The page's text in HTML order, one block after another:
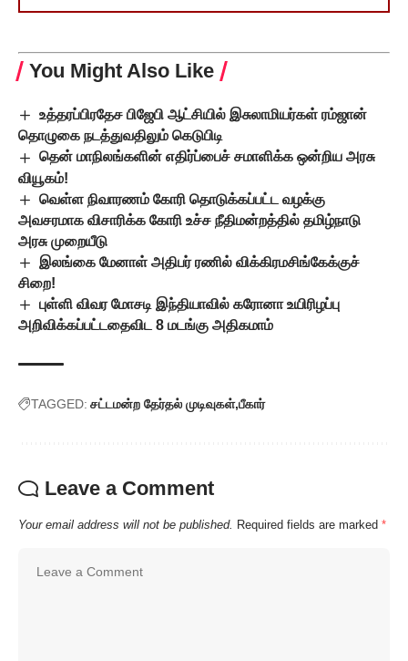
You Might Also Like
உத்தரப்பிரதேச பிஜேபி ஆட்சியில் இசுலாமியர்கள் ரம்ஜான்
தொழுகை நடத்துவதிலும் கெடுபிடி
தென் மாநிலங்களின் எதிர்ப்பைச் சமாளிக்க ஒன்றிய அரசு
வியூகம்!
வெள்ள நிவாரணம் கோரி தொடுக்கப்பட்ட வழக்கு
அவசரமாக விசாரிக்க கோரி உச்ச நீதிமன்றத்தில் தமிழ்நாடு
அரசு முறையீடு
இலங்கை மேனாள் அதிபர் ரணில் விக்கிரமசிங்கேக்குச்
சிறை!
புள்ளி விவர மோசடி இந்தியாவில் கரோனா உயிரிழப்பு
அறிவிக்கப்பட்டதைவிட 8 மடங்கு அதிகமாம்
TAGGED: சட்டமன்ற தேர்தல் முடிவுகள் பீகார்
Leave a Comment
Your email address will not be published. Required fields are marked *